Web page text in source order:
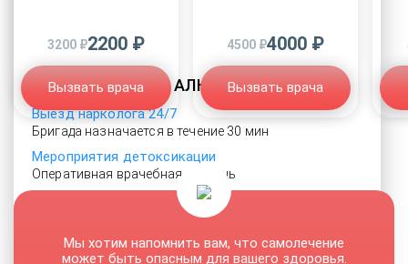
ЛЕЧЕНИЕ АЛКОГОЛИЗМА
Выезд нарколога 24/7
Бригада назначается в течение 30 мин
Мероприятия детоксикации
Оперативная врачебная помощь
Лечение женского алкоголизма
Полная анонимность услуги
Выводим из запойного состояния
Выезжаем на дом
3200 ₽2200 ₽
Вызвать врача
4500 ₽4000 ₽
Вызвать врача
Мы хотим напомнить вам, что самолечение
может быть опасным для вашего здоровья.